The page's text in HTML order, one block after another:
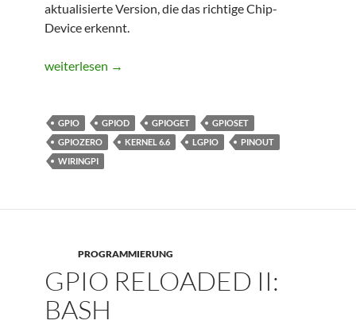
aktualisierte Version, die das richtige Chip-
Device erkennt.
Low-Level-GPIO-Zugriff geändert mit Kernel 6.6
weiterlesen →
GPIO GPIOD GPIOGET
GPIOSET
GPIOZERO
KERNEL 6.6 LGPIO
PINOUT
WIRINGPI
PROGRAMMIERUNG
GPIO RELOADED II:
BASH